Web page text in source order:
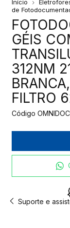
Início
de
GÉIS
312NM
FILTRO
Código
inclusos